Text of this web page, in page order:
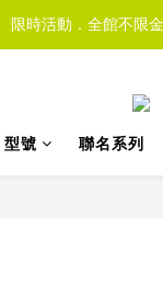
限時活動．全館不限
型號 聯名系列